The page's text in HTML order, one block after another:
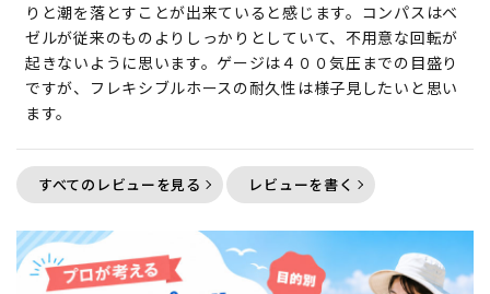
りと潮を落とすことが出来ていると感じます。コンパスはベ
ゼルが従来のものよりしっかりとしていて、不用意な回転が
起きないように思います。ゲージは４００気圧までの目盛り
ですが、フレキシブルホースの耐久性は様子見したいと思い
ます。
すべてのレビューを見る レビューを書く